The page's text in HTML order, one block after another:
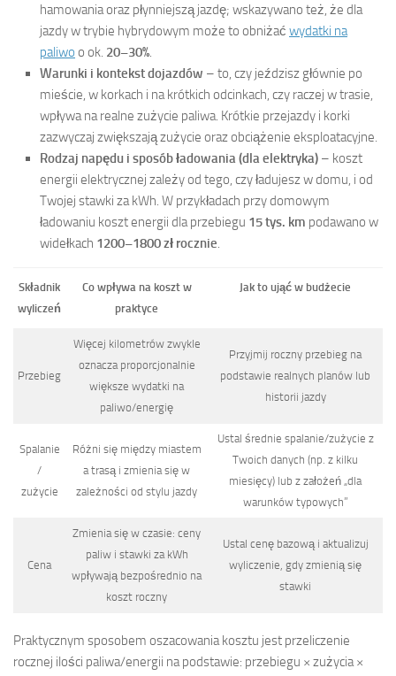
hamowania oraz płynniejszą jazdę; wskazywano też, że dla
jazdy w trybie hybrydowym może to obniżać wydatki na
paliwo o ok. 20–30%
Warunki i kontekst dojazdów – to, czy jeździsz głównie po
mieście, w korkach i na krótkich odcinkach, czy raczej w trasie,
wpływa na realne zużycie paliwa. Krótkie przejazdy i korki
zazwyczaj zwiększają zużycie oraz obciążenie eksploatacyjne.
Rodzaj napędu i sposób ładowania (dla elektryka) – koszt
energii elektrycznej zależy od tego, czy ładujesz w domu, i od
Twojej stawki za kWh. W przykładach przy domowym
ładowaniu koszt energii dla przebiegu 15 tys. km podawano w
widełkach 1200–1800 zł rocznie
Składnik
wyliczeń
Co wpływa na koszt w
praktyce
Jak to ująć w budżecie
Przebieg
Więcej kilometrów zwykle
oznacza proporcjonalnie
większe wydatki na
paliwo/energię
Przyjmij roczny przebieg na
podstawie realnych planów lub
historii jazdy
Spalanie
/
zużycie
Różni się między miastem
a trasą i zmienia się w
zależności od stylu jazdy
Ustal średnie spalanie/zużycie z
Twoich danych (np. z kilku
miesięcy) lub z założeń „dla
warunków typowych”
Cena
Zmienia się w czasie: ceny
paliw i stawki za kWh
wpływają bezpośrednio na
koszt roczny
Ustal cenę bazową i aktualizuj
wyliczenie, gdy zmienią się
stawki
Praktycznym sposobem oszacowania kosztu jest przeliczenie
rocznej ilości paliwa/energii na podstawie: przebiegu × zużycia ×